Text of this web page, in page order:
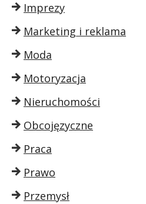
Imprezy
Marketing i reklama
Moda
Motoryzacja
Nieruchomości
Obcojęzyczne
Praca
Prawo
Przemysł